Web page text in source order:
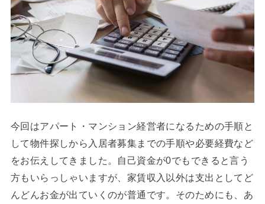
今回はアパート・マンション経営者になるための手順と
して物件探しから入居者募集までの手順や必要経費など
をお伝えしてきました。自己資金が0でもできると言う
方もいらっしゃいますが、家賃収入以外は支出としてど
んどんお金が出ていくのが普通です。そのためにも、あ